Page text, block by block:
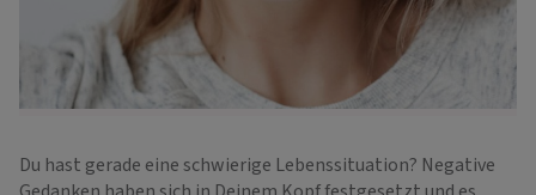
Du hast gerade eine schwierige Lebenssituation? Negative